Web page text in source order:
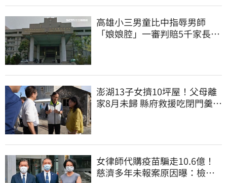
高雄小三男童比中指辱男師
「娘娘腔」一審判賠5千家長不
澎湖13子女擠10坪屋！父母離
家8月未歸 縣府救援吃閉門羹原
女律師代購疫苗騙走10.6億！
慈濟多年未報案原因曝：檢警